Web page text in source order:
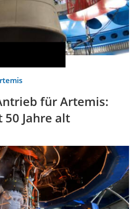
für Artemis:
Jahre alt